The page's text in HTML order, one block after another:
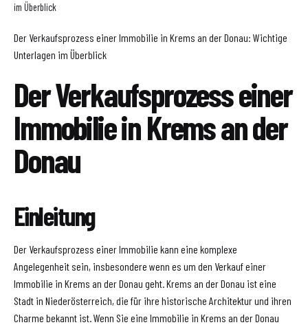
im Überblick
Der Verkaufsprozess einer Immobilie in Krems an der Donau: Wichtige
Unterlagen im Überblick
Der Verkaufsprozess einer
Immobilie in Krems an der
Donau
Einleitung
Der Verkaufsprozess einer Immobilie kann eine komplexe
Angelegenheit sein, insbesondere wenn es um den Verkauf einer
Immobilie in Krems an der Donau geht. Krems an der Donau ist eine
Stadt in Niederösterreich, die für ihre historische Architektur und ihren
Charme bekannt ist. Wenn Sie eine Immobilie in Krems an der Donau